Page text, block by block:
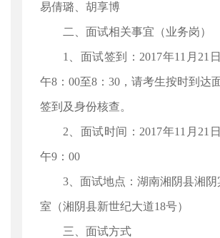
易倩璐、胡享博
二、面试相关事宜（业务岗）
1、面试签到：2017年11月21
午8：00至8：30，请考生按时到达
签到及身份核查。
2、面试时间：2017年11月21
午9：00
3、面试地点：湖南湘阴县湘阴
室（湘阴县新世纪大道18号）
三、面试方式